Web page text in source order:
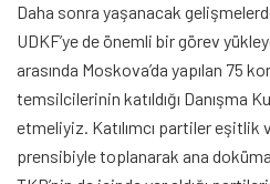
Daha sonra yaşanacak
UDKF’ye de önemli bir görev
arasında Moskova’da yapılan 75
temsilcilerinin katıldığı Danışma
etmeliyiz. Katılımcı partiler eşitlik
prensibiyle toplanarak ana